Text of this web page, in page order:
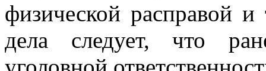
физической расправой
дела следует, что